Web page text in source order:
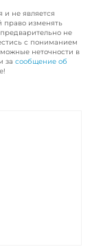
и не является
право изменять
не
с пониманием
неточности в
за сообщение об